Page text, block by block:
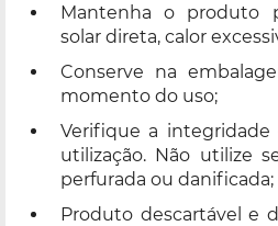
Mantenha o produto
solar direta, calor
Conserve na
momento do uso;
Verifique a integridade
utilização. Não utilize
perfurada ou danificada;
Produto descartável e